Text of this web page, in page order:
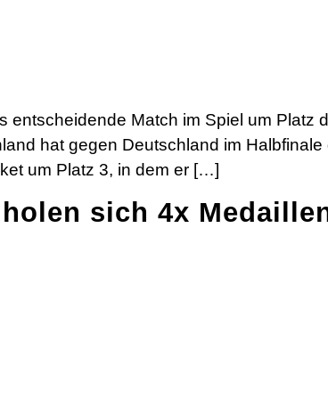
entscheidende Match im Spiel um
hat gegen Deutschland im
um Platz 3, in dem er […]
sich 4x